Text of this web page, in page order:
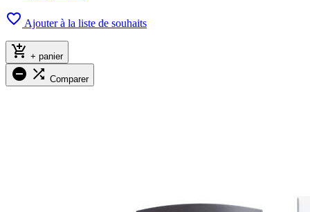
 Ajouter à la liste de souhaits
 + panier
  Comparer